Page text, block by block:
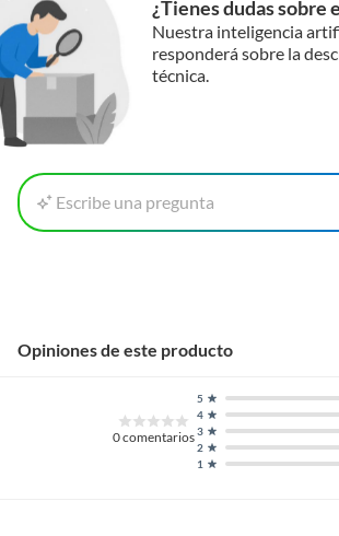
¿Tienes dudas sobre
Nuestra inteligencia
responderá sobre la
técnica.
Escribe una pregunta
Opiniones de este producto
0comentarios
1
2
3
4
5